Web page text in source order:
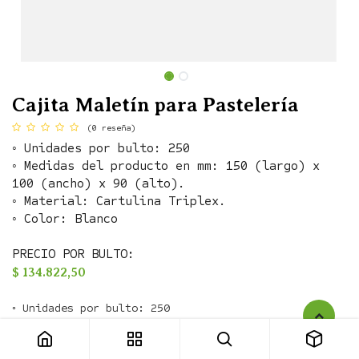
Cajita Maletín para Pastelería
(0 reseña)
◦ Unidades por bulto: 250
◦ Medidas del producto en mm: 150 (largo) x
100 (ancho) x 90 (alto).
◦ Material: Cartulina Triplex.
◦ Color: Blanco
PRECIO POR BULTO:
$ 134.822,50
◦ Unidades por bulto: 250